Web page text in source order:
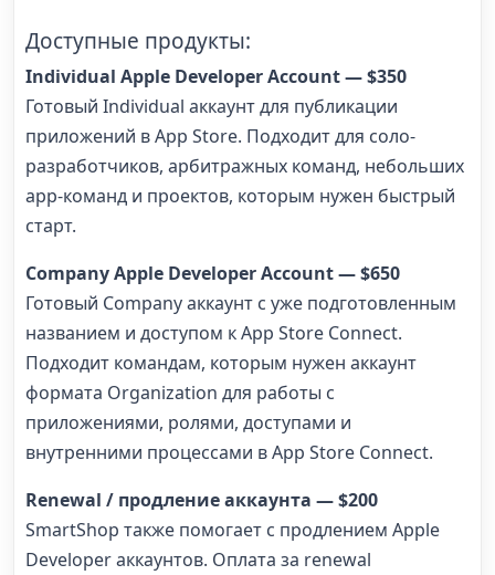
Доступные продукты:
Individual Apple Developer Account — $350
Готовый Individual аккаунт для публикации
приложений в App Store. Подходит для соло-
разработчиков, арбитражных команд, небольших
app-команд и проектов, которым нужен быстрый
старт.
Company Apple Developer Account — $650
Готовый Company аккаунт с уже подготовленным
названием и доступом к App Store Connect.
Подходит командам, которым нужен аккаунт
формата Organization для работы с
приложениями, ролями, доступами и
внутренними процессами в App Store Connect.
Renewal / продление аккаунта — $200
SmartShop также помогает с продлением Apple
Developer аккаунтов. Оплата за renewal